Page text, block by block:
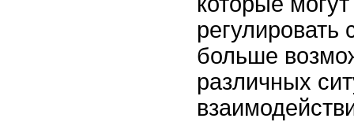
больше
различных